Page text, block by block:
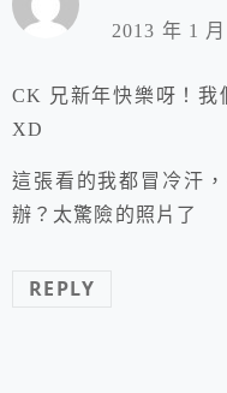
2013 年 1
CK 兄新年快樂呀！我
XD
這張看的我都冒冷汗
辦？太驚險的照片了
REPLY